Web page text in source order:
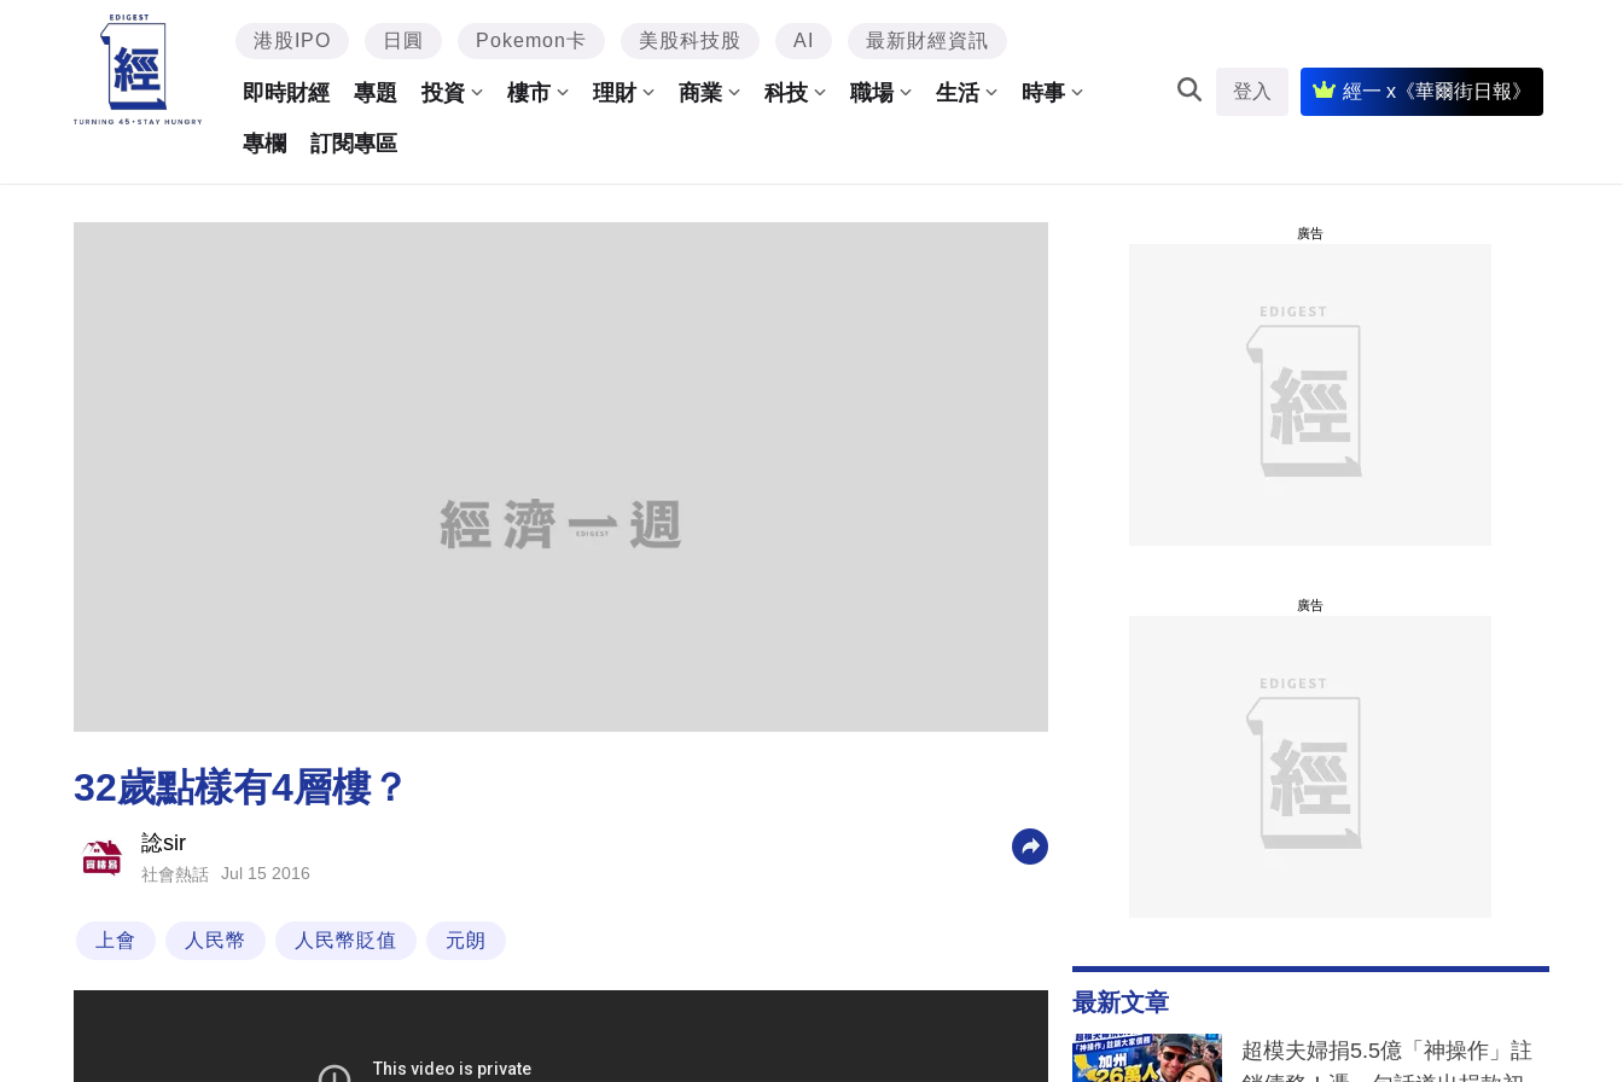
港股IPO 日圓 Pokemon卡 美股科技股 AI 最新財經資訊
即時財經 專題 投資 樓市 理財 商業 科技 職場 生活 時事
專欄 訂閱專區
登入 經一 x《華爾街日報》
32歲點樣有4層樓？
諗sir
社會熱話 Jul 15 2016
上會 人民幣 人民幣貶值 元朗
廣告
廣告
最新文章
超模夫婦捐5.5億「神操作」註